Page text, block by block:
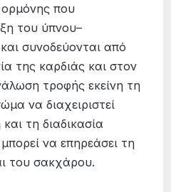
ορμόνης που
του ύπνου–
συνοδεύονται από
της καρδιάς και στον
τροφής εκείνη τη
να διαχειριστεί
τη διαδικασία
να επηρεάσει τη
του σακχάρου.